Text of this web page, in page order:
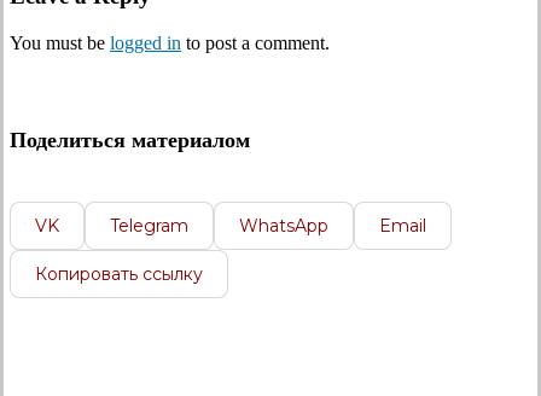
You must be logged in to post a comment.
Поделиться материалом
VK Telegram WhatsApp Email
Копировать ссылку